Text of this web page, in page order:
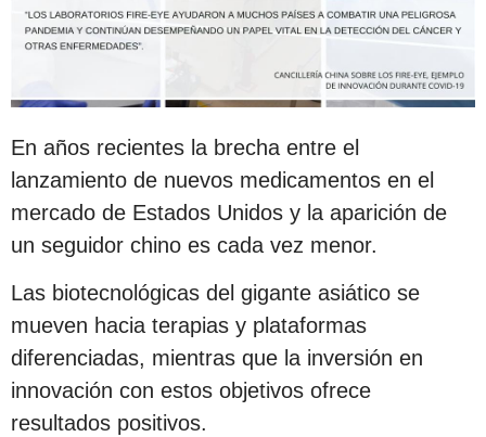
En años recientes la brecha entre el
lanzamiento de nuevos medicamentos en el
mercado de Estados Unidos y la aparición de
un seguidor chino es cada vez menor.
Las biotecnológicas del gigante asiático se
mueven hacia terapias y plataformas
diferenciadas, mientras que la inversión en
innovación con estos objetivos ofrece
resultados positivos.